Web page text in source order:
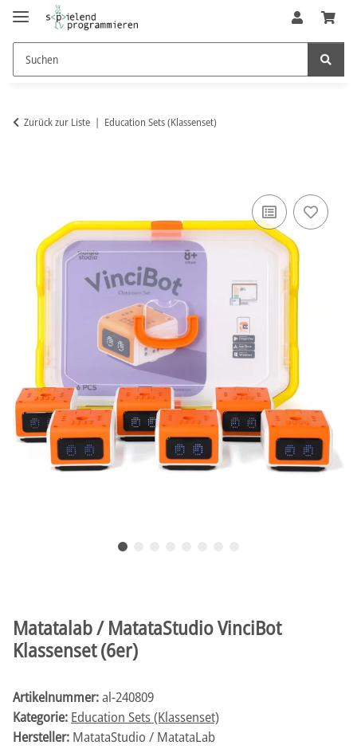
Zurück zur Liste Education Sets (Klassenset)
Matatalab / MatataStudio VinciBot
Klassenset (6er)
Artikelnummer:al-240809
Kategorie: Education Sets (Klassenset)
Hersteller: MatataStudio / MatataLab